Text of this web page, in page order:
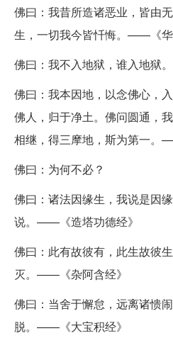
佛曰：我昔所造诸恶业，皆由
生，一切我今皆忏悔。——《华
佛曰：我不入地狱，谁入地狱。
佛曰：我本因地，以念佛心，
佛人，归于净土。佛问圆通，
相继，得三摩地，斯为第一。
佛曰：为何不必？
佛曰：诸法因缘生，我说是因
说。——《造塔功德经》
佛曰：此有故彼有，此生故彼
灭。——《杂阿含经》
佛曰：当舍于懈怠，远离诸愦
脱。——《大宝积经》